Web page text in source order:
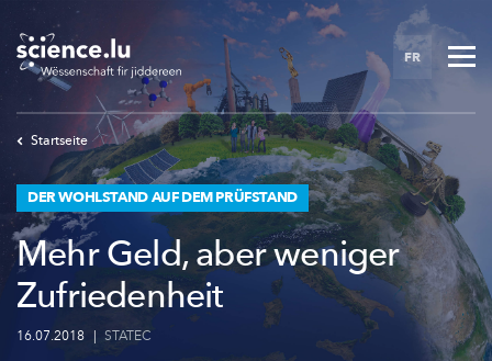
to
main
content
FR
Startseite
DER WOHLSTAND AUF DEM PRÜFSTAND
Mehr Geld, aber weniger
Zufriedenheit
16.07.2018 | STATEC